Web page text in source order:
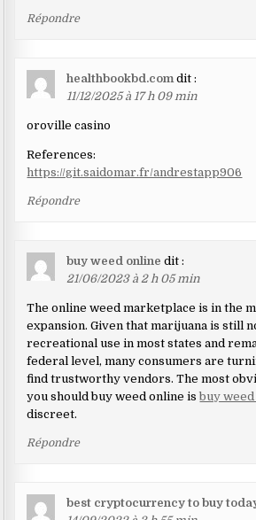
Répondre
healthbookbd.com dit :
11/12/2025 à 17 h 09 min
oroville casino
References:
https://git.saidomar.fr/andrestapp906
Répondre
buy weed online dit :
21/06/2023 à 2 h 05 min
The online weed marketplace is in the
expansion. Given that marijuana is still
recreational use in most states and
federal level, many consumers are
find trustworthy vendors. The most
you should buy weed online isbuy
discreet.
Répondre
best cryptocurrency to buy